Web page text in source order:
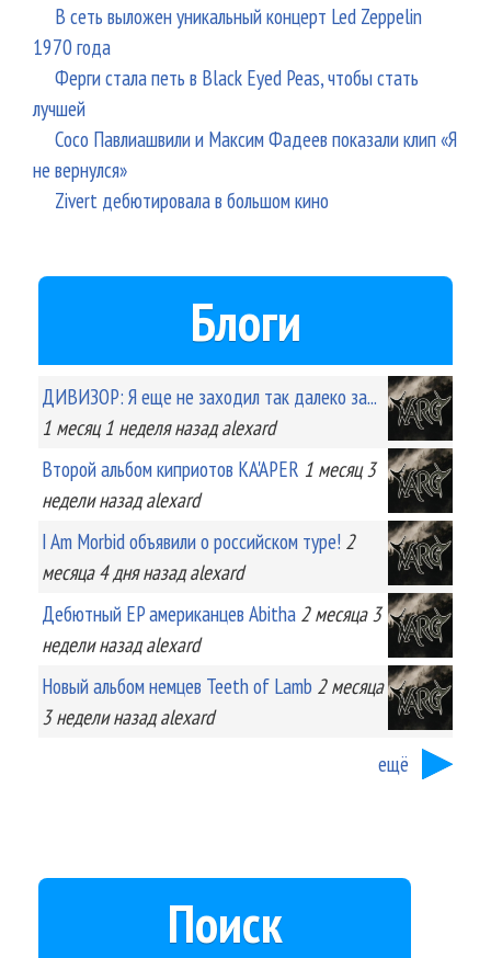
В сеть выложен уникальный концерт Led Zeppelin
1970 года
Ферги стала петь в Black Eyed Peas, чтобы стать
лучшей
Сосо Павлиашвили и Максим Фадеев показали клип «Я
не вернулся»
Zivert дебютировала в большом кино
Блоги
ДИВИЗОР: Я еще не заходил так далеко за...
1 месяц 1 неделяназад alexard
Второй альбом киприотов KA'APER 1 месяц 3
неделиназад alexard
I Am Morbid объявили о российском туре! 2
месяца 4 дняназад alexard
Дебютный EP американцев Abitha 2 месяца 3
неделиназад alexard
Новый альбом немцев Teeth of Lamb 2 месяца
3 неделиназад alexard
ещё
Поиск